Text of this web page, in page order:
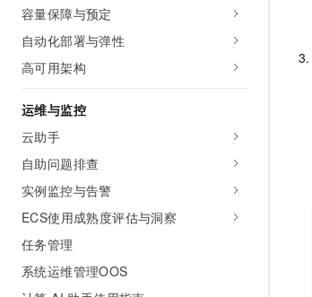
容量保障与预定
自动化部署与弹性
高可用架构
运维与监控
云助手
自助问题排查
实例监控与告警
ECS使用成熟度评估与洞察
任务管理
系统运维管理OOS